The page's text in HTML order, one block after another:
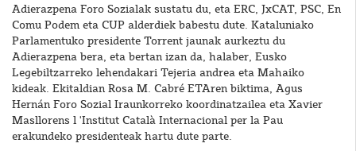
Adierazpena Foro Sozialak sustatu du, eta ERC, JxCAT, PSC, En
Comu Podem eta CUP alderdiek babestu dute. Kataluniako
Parlamentuko presidente Torrent jaunak aurkeztu du
Adierazpena bera, eta bertan izan da, halaber, Eusko
Legebiltzarreko lehendakari Tejeria andrea eta Mahaiko
kideak. Ekitaldian Rosa M. Cabré ETAren biktima, Agus
Hernán Foro Sozial Iraunkorreko koordinatzailea eta Xavier
Masllorens l 'Institut Català Internacional per la Pau
erakundeko presidenteak hartu dute parte.